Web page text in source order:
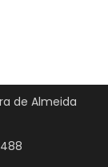
de Almeida